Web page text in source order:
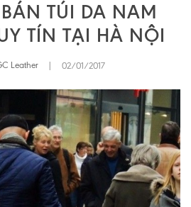
TÚI DA NAM
TÍN TẠI HÀ NỘI
Leather 02/01/2017